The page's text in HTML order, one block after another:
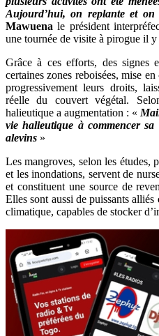
Aujourd’hui, on replante et on
Mawuena le président
une tournée de visite à pirogue il y
Grâce à ces efforts, des signes
certaines zones reboisées, mise
progressivement leurs droits,
réelle du couvert végétal.
halieutique a augmentation : «
vie halieutique à commencer
alevins »
Les mangroves, selon les études,
et les inondations, servent de
et constituent une source de
Elles sont aussi de puissants
climatique, capables de stocker